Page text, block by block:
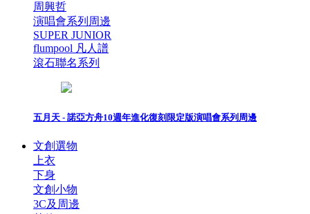
周興哲
演唱會系列周邊
SUPER JUNIOR
flumpool 凡人譜
滾石聯名系列
五月天 - 諾亞方舟10週年進化復刻限定版演唱會系列周邊
文創選物
上衣
下身
文創小物
3C及周邊